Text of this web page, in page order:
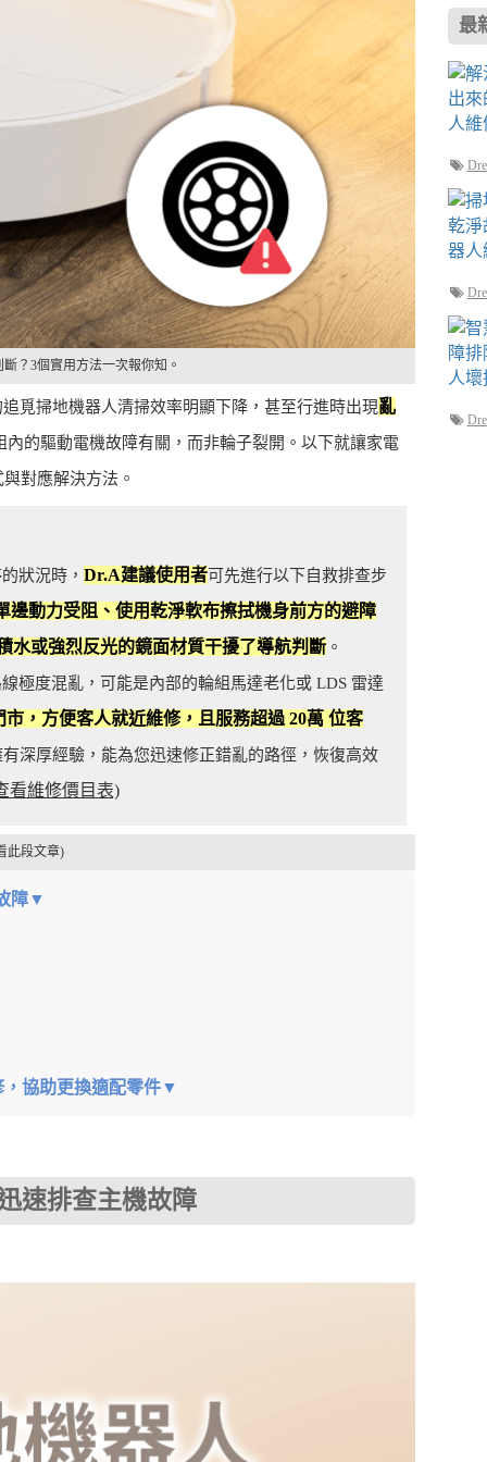
？3個實用方法一次報你知。
覓掃地機器人清掃效率明顯下降，甚至行進時出現亂
內的驅動電機故障有關，而非輪子裂開。以下就讓家電
對應解決方法。
狀況時， Dr.A建議使用者可先進行以下自救排查步
動力受阻、使用乾淨軟布擦拭機身前方的避障
水或強烈反光的鏡面材質干擾了導航判斷。
極度混亂，可能是內部的輪組馬達老化或 LDS 雷達
市，方便客人就近維修，且服務超過 20萬 位客
深厚經驗，能為您迅速修正錯亂的路徑，恢復高效
看維修價目表)
此段文章)
障▼
，協助更換適配零件▼
速排查主機故障
最